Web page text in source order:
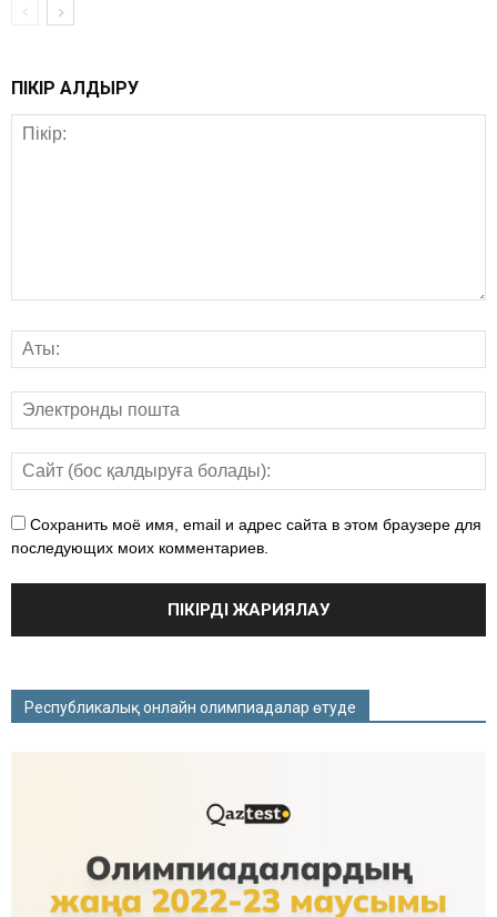
ПІКІР ҚАЛДЫРУ
Сохранить моё имя, email и адрес сайта в этом браузере для
последующих моих комментариев.
Республикалық онлайн олимпиадалар өтуде